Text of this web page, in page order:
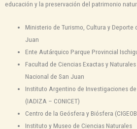
educación y la preservación del patrimonio
Ministerio de Turismo, Cultura y Deporte
Juan
Ente Autárquico Parque Provincial
Facultad de Ciencias Exactas y
Nacional de San Juan
Instituto Argentino de Investigaciones
(IADIZA – CONICET)
Centro de la Geósfera y Biósfera
Instituto y Museo de Ciencias Naturales